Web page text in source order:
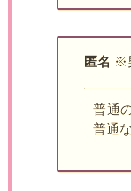
匿名 ※
普通
普通